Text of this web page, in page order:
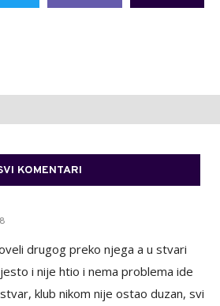
KOMENTARI
drugog preko njega a u stvari
i nije htio i nema problema ide
klub nikom nije ostao duzan, svi